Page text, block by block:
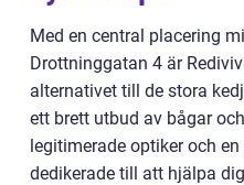
Med en central placering
Drottninggatan 4 är
alternativet till de stora
ett brett utbud av bågar
legitimerade optiker och
dedikerade till att hjälpa